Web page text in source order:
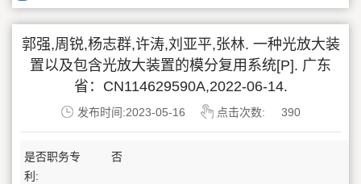
郭强,周锐,杨志群,许涛,刘亚平,张林. 一种光放大装
置以及包含光放大装置的模分复用系统[P]. 广东
省：CN114629590A,2022-06-14.
发布时间:2023-05-16 点击次数: 390
是否职务专
利:
否